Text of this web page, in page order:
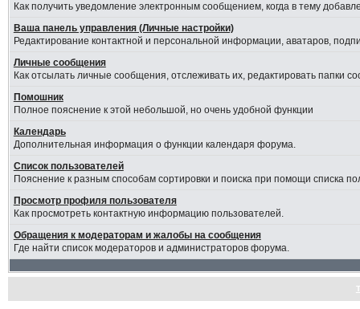
Как получить уведомление электронным сообщением, когда в тему
Ваша панель управления (Личные настройки)
Редактирование контактной и персональной информации, аватаров,
Личные сообщения
Как отсылать личные сообщения, отслеживать их, редактировать папки
Помошник
Полное пояснение к этой небольшой, но очень удобной функции
Календарь
Дополнительная информация о функции календаря форума.
Список пользователей
Пояснение к разным способам сортировки и поиска при помощи списка
Просмотр профиля пользователя
Как просмотреть контактную информацию пользователей.
Обращения к модераторам и жалобы на сообщения
Где найти список модераторов и администраторов форума.